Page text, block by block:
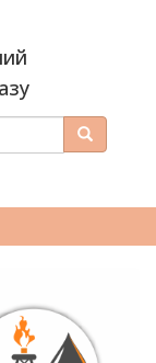
Пошук